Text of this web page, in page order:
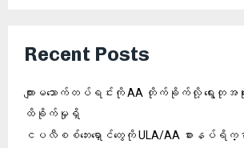
Recent Posts
ကျားမသောက်တပ်ရင်းကို AA တိုက်ခိုက်လို့ ရွေးတုအ
ထိခိုက်မှုရှိ
ငပလီစစ်ဘေးရှောင်တွေကို ULA/AA စားနပ်ရိက္ခာ